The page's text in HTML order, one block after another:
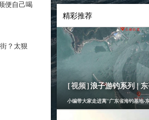
便自己喝
？太狠
精彩推荐
[船、矶]
[视频]浪子游钓系列 |
小编带大家走进离“广东省海钓基地-